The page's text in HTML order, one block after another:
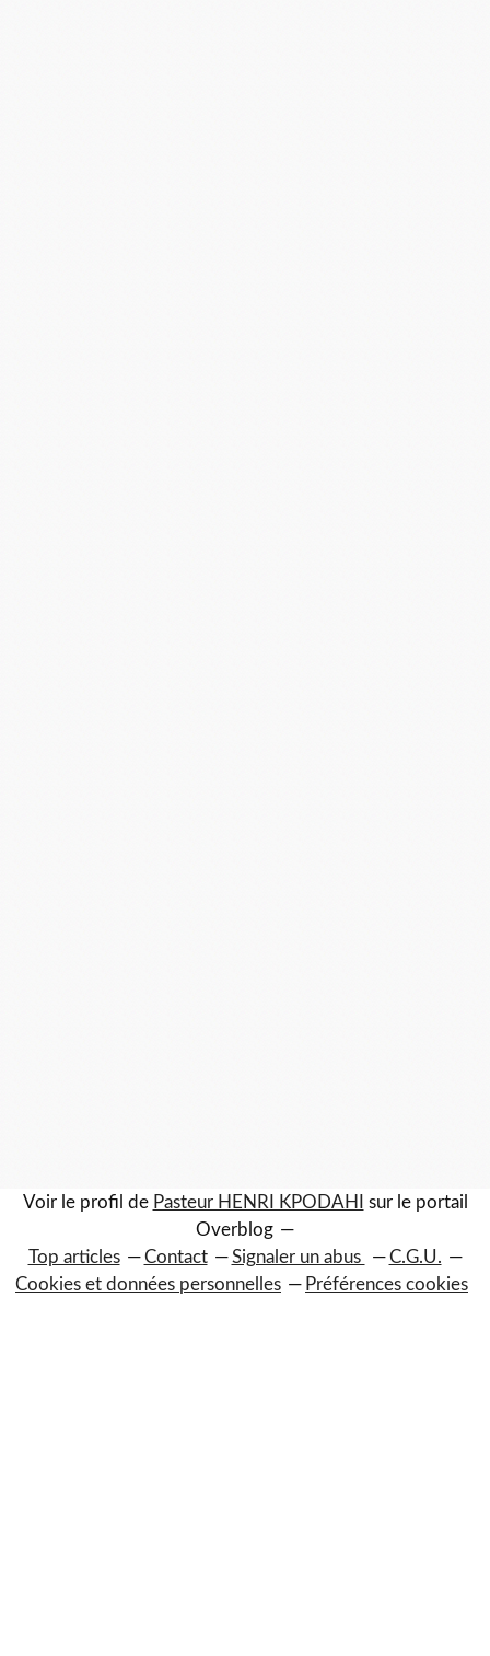
Voir le profil de Pasteur HENRI KPODAHI
sur le portail
Overblog
Top articles
Contact Signaler un abus
C.G.U.
Cookies et données personnelles
Préférences cookies